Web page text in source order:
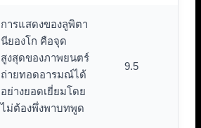
การแสดงของลูพิตา
นียองโก คือจุด
สูงสุดของภาพยนตร์
ถ่ายทอดอารมณ์ได้
อย่างยอดเยี่ยมโดย
ไม่ต้องพึ่งพาบทพูด
9.5